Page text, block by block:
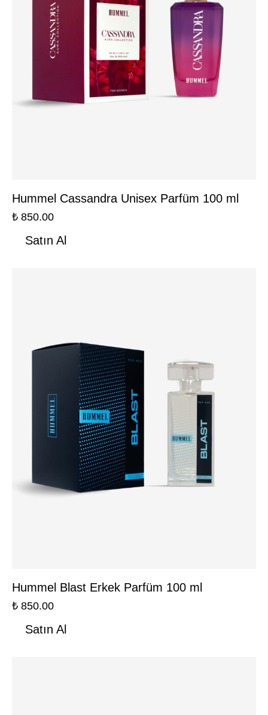
Hummel Cassandra Unisex Parfüm 100 ml
₺ 850.00
Satın Al
Hummel Blast Erkek Parfüm 100 ml
₺ 850.00
Satın Al